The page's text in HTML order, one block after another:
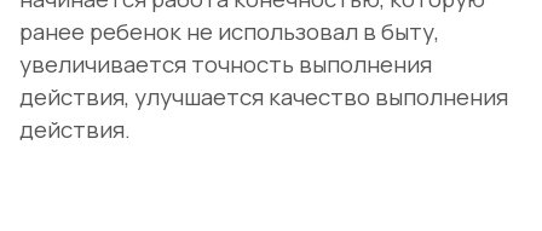
ранее ребенок не использовал в быту,
увеличивается точность выполнения
действия, улучшается качество выполнения
действия.